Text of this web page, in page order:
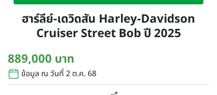
ฮาร์ลีย์-เดวิดสัน Harley-Davidson
Cruiser Street Bob ปี 2025
889,000 บาท
ข้อมูล ณ วันที่ 2 ต.ค. 68